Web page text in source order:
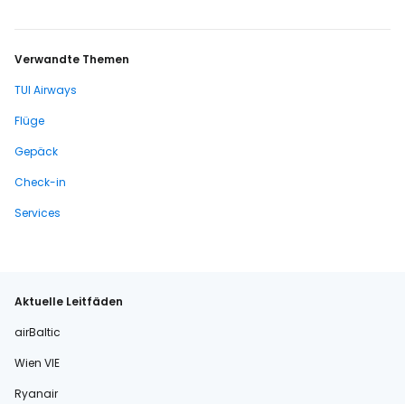
Verwandte Themen
TUI Airways
Flüge
Gepäck
Check-in
Services
Aktuelle Leitfäden
airBaltic
Wien VIE
Ryanair